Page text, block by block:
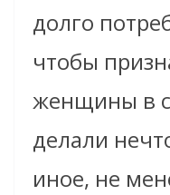
долго
чтобы
женщины в
делали
иное, не